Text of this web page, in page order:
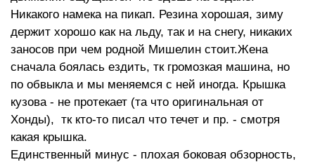
Никакого намека на пикап. Резина хорошая, зиму
держит хорошо как на льду, так и на снегу, никаких
заносов при чем родной Мишелин стоит.Жена
сначала боялась ездить, тк громозкая машина, но
по обвыкла и мы меняемся с ней иногда. Крышка
кузова - не протекает (та что оригинальная от
Хонды), тк кто-то писал что течет и пр. - смотря
какая крышка.
Единственный минус - плохая боковая обзорность,